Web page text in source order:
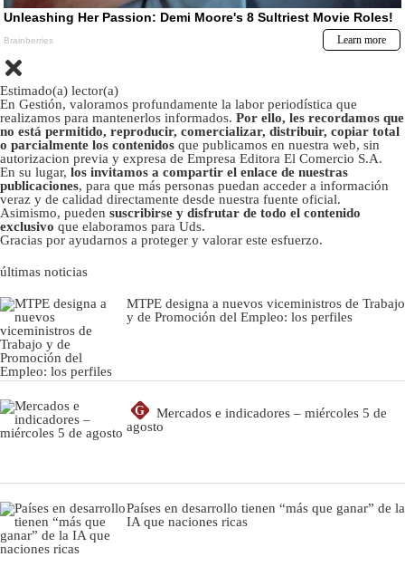
Estimado(a) lector(a)
En Gestión, valoramos profundamente la labor periodística que
realizamos para mantenerlos informados. Por ello, les recordamos que
no está permitido, reproducir, comercializar, distribuir, copiar total
o parcialmente los contenidos que publicamos en nuestra web, sin
autorizacion previa y expresa de Empresa Editora El Comercio S.A.
En su lugar, los invitamos a compartir el enlace de nuestras
publicaciones, para que más personas puedan acceder a información
veraz y de calidad directamente desde nuestra fuente oficial.
Asimismo, pueden suscribirse y disfrutar de todo el contenido
exclusivo que elaboramos para Uds.
Gracias por ayudarnos a proteger y valorar este esfuerzo.
últimas noticias
MTPE designa a nuevos viceministros de Trabajo
y de Promoción del Empleo: los perfiles
G
Mercados e indicadores – miércoles 5 de
agosto
Países en desarrollo tienen “más que ganar” de la
IA que naciones ricas